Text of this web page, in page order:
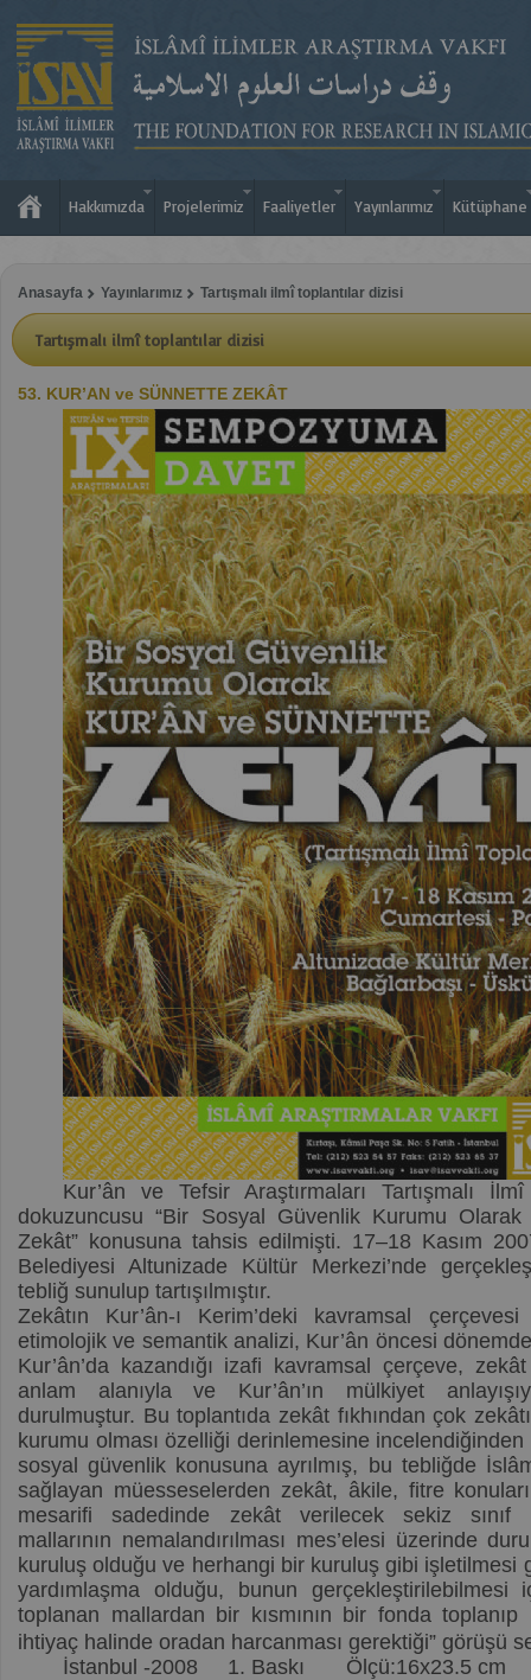
Hakkımızda Projelerimiz Faaliyetler Yayınlarımız Kütüphane
Tartışmalı ilmî toplantılar dizisi
Yayınlarımız
Anasayfa
Tartışmalı ilmî toplantılar dizisi
53. KUR’AN ve SÜNNETTE ZEKÂT
Kur’ân ve Tefsir Araştırmaları Tartışmalı
dokuzuncusu “Bir Sosyal Güvenlik Kurumu
Zekât” konusuna tahsis edilmişti. 17–18 Kasım
Belediyesi Altunizade Kültür Merkezi’nde
tebliğ sunulup tartışılmıştır.
Zekâtın Kur’ân-ı Kerim’deki kavramsal
etimolojik ve semantik analizi, Kur’ân öncesi
Kur’ân’da kazandığı izafi kavramsal çerçeve,
anlam alanıyla ve Kur’ân’ın mülkiyet
durulmuştur. Bu toplantıda zekât fıkhından çok
kurumu olması özelliği derinlemesine
sosyal güvenlik konusuna ayrılmış, bu tebliğde
sağlayan müesseselerden zekât, âkile, fitre
mesarifi sadedinde zekât verilecek sekiz sınıf
mallarının nemalandırılması mes’elesi üzerinde
kuruluş olduğu ve herhangi bir kuruluş gibi işletilmesi
yardımlaşma olduğu, bunun
toplanan mallardan bir kısmının bir fonda toplanıp
ihtiyaç halinde oradan harcanması gerektiği” görüşü
İstanbul -2008
1. Baskı Ölçü:16x23.5 cm